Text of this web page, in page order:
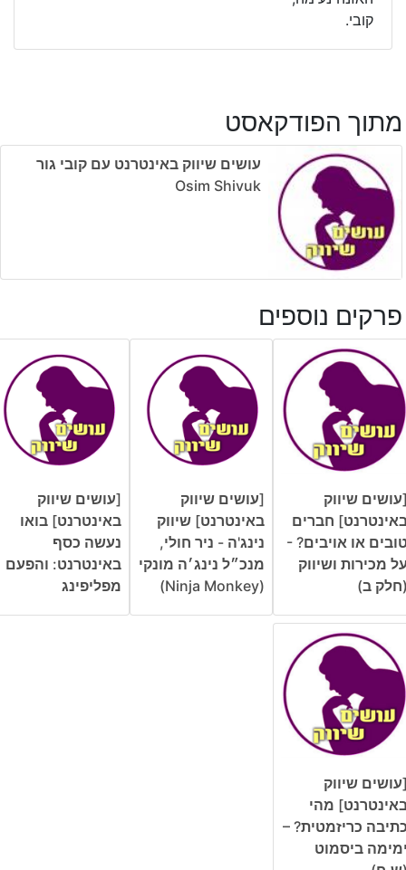
קובי.
מתוך הפודקאסט
עושים שיווק באינטרנט עם קובי גור
Osim Shivuk
פרקים נוספים
שיווק
חברים
או אויבים? -
מכירות ושיווק
ב)
[עושים שיווק
באינטרנט] שיווק
נינג'ה - ניר חולי,
מנכ״ל נינג׳ה מונקי
(Ninja Monkey)
[עושים שיווק
באינטרנט] בואו
נעשה כסף
באינטרנט: והפעם
מפליפינג
שיווק
מהי
כריזמטית? –
ביסמוט